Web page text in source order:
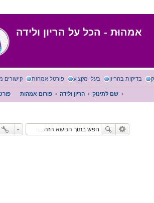
אמהוּת - הכל על הריון ולידה
קישורים פורטל אמהות בעלי מקצוע בדיקות בהריון
פורום אמהות הריון ולידה שם לתינוק